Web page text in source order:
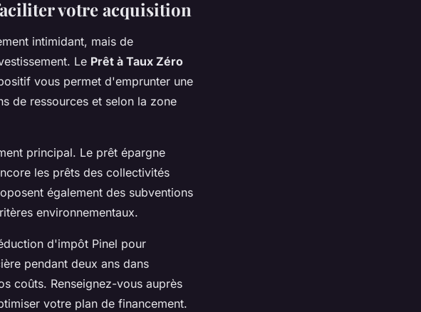
votre acquisition
intimidant, mais de
Le Prêt à Taux Zéro
vous permet d'emprunter une
de ressources et selon la zone
principal. Le prêt épargne
les prêts des collectivités
également des subventions
environnementaux.
d'impôt Pinel pour
pendant deux ans dans
coûts. Renseignez-vous auprès
votre plan de financement.